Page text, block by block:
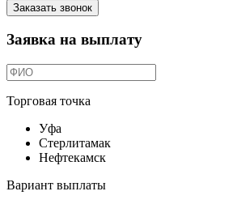
Заказать звонок
Заявка на выплату
Торговая точка
Уфа
Стерлитамак
Нефтекамск
Вариант выплаты